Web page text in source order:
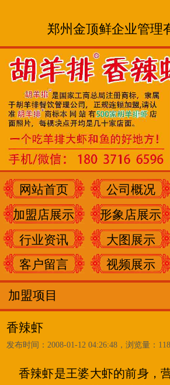
郑州金顶鲜企业管理
网站首页 公司概况
加盟店展示
形象店展示
行业资讯
大图展示
客户留言
视频展示
加盟项目
香辣虾
发布时间：2008-01-12 04:26:48，浏览量：
香辣虾是王婆大虾的前身，